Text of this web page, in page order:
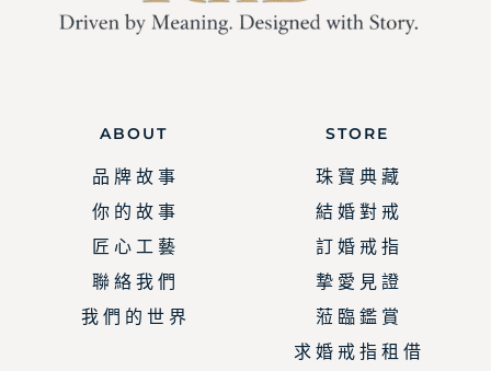
ABOUT
品 牌 故 事
你 的 故 事
匠 心 工 藝
聯 絡 我 們
我 們 的 世 界
STORE
珠 寶 典 藏
結 婚 對 戒
訂 婚 戒 指
摯 愛 見 證
蒞 臨 鑑 賞
求 婚 戒 指 租 借